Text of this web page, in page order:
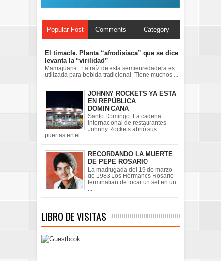
Popular Post Comments Category
El timacle. Planta “afrodisíaca” que se dice
levanta la “virilidad”
Mamajuana . La raíz de esta semienredadera es
utilizada para bebida tradicional Tiene muchos ...
JOHNNY ROCKETS YA ESTA
EN REPÚBLICA
DOMINICANA
Santo Domingo. La cadena
internacional de restaurantes
Johnny Rockets abrió sus
puertas en el ...
RECORDANDO LA MUERTE
DE PEPE ROSARIO
La madrugada del 19 de marzo
de 1983 Los Hermanos Rosario
terminaban de tocar un set en un
LIBRO DE VISITAS